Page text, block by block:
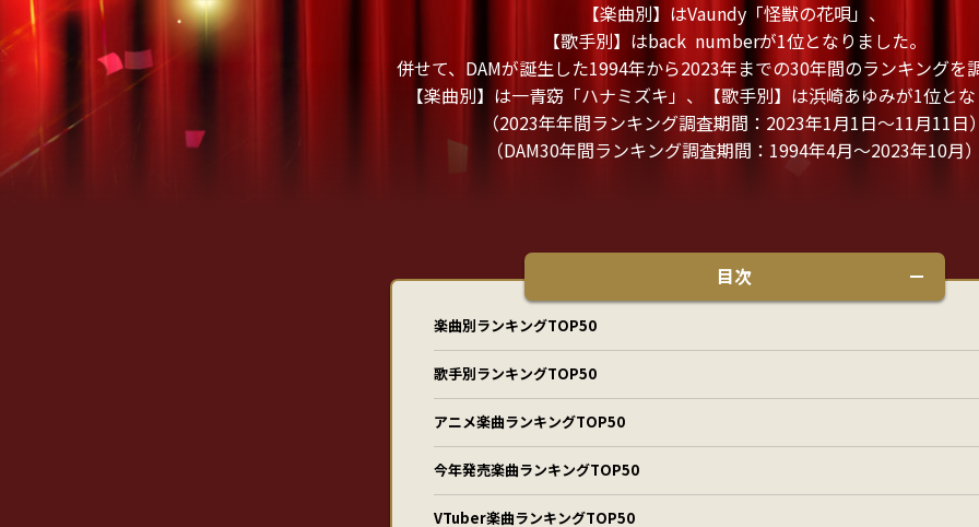
【楽曲別】はVaundy「怪獣の花唄」、
【歌手別】はback numberが1位となりました。
併せて、DAMが誕生した1994年から2023年までの30年間のランキングを
【楽曲別】は一青窈「ハナミズキ」、【歌手別】は浜崎あゆみが1位と
（2023年年間ランキング調査期間：2023年1月1日～11月11日
（DAM30年間ランキング調査期間：1994年4月～2023年10月
目次
楽曲別ランキングTOP50
歌手別ランキングTOP50
アニメ楽曲ランキングTOP50
今年発売楽曲ランキングTOP50
VTuber楽曲ランキングTOP50